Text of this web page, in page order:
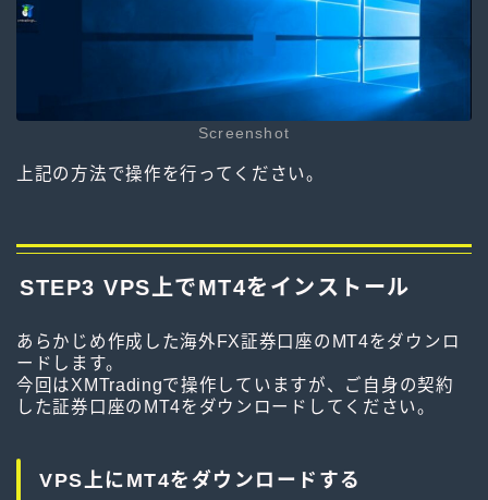
Screenshot
上記の方法で操作を行ってください。
STEP3 VPS上でMT4をインストール
あらかじめ作成した海外FX証券口座のMT4をダウンロ
ードします。
今回はXMTradingで操作していますが、ご自身の契約
した証券口座のMT4をダウンロードしてください。
VPS上にMT4をダウンロードする